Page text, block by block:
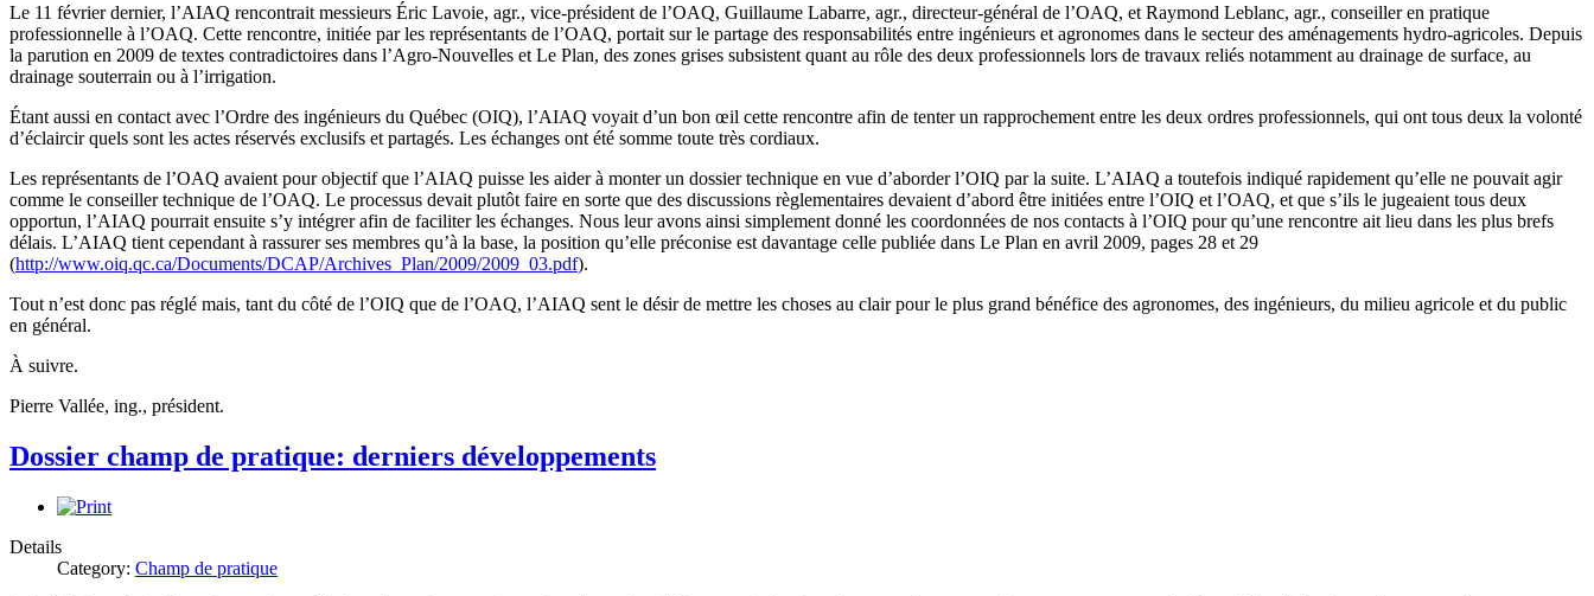
Le 11 février dernier, l’AIAQ rencontrait messieurs Éric Lavoie, agr., vice-président de l’OAQ, Guillaume Labarre, agr., directeur-général de l’OAQ, et Raymond Leblanc, agr., conseiller en pratique
professionnelle à l’OAQ. Cette rencontre, initiée par les représentants de l’OAQ, portait sur le partage des responsabilités entre ingénieurs et agronomes dans le secteur des aménagements hydro-agricoles. Depuis
la parution en 2009 de textes contradictoires dans l’Agro-Nouvelles et Le Plan, des zones grises subsistent quant au rôle des deux professionnels lors de travaux reliés notamment au drainage de surface, au
drainage souterrain ou à l’irrigation.
Étant aussi en contact avec l’Ordre des ingénieurs du Québec (OIQ), l’AIAQ voyait d’un bon œil cette rencontre afin de tenter un rapprochement entre les deux ordres professionnels, qui ont tous deux la volonté
d’éclaircir quels sont les actes réservés exclusifs et partagés. Les échanges ont été somme toute très cordiaux.
Les représentants de l’OAQ avaient pour objectif que l’AIAQ puisse les aider à monter un dossier technique en vue d’aborder l’OIQ par la suite. L’AIAQ a toutefois indiqué rapidement qu’elle ne pouvait agir
comme le conseiller technique de l’OAQ. Le processus devait plutôt faire en sorte que des discussions règlementaires devaient d’abord être initiées entre l’OIQ et l’OAQ, et que s’ils le jugeaient tous deux
opportun, l’AIAQ pourrait ensuite s’y intégrer afin de faciliter les échanges. Nous leur avons ainsi simplement donné les coordonnées de nos contacts à l’OIQ pour qu’une rencontre ait lieu dans les plus brefs
délais. L’AIAQ tient cependant à rassurer ses membres qu’à la base, la position qu’elle préconise est davantage celle publiée dans Le Plan en avril 2009, pages 28 et 29
(http://www.oiq.qc.ca/Documents/DCAP/Archives_Plan/2009/2009_03.pdf).
Tout n’est donc pas réglé mais, tant du côté de l’OIQ que de l’OAQ, l’AIAQ sent le désir de mettre les choses au clair pour le plus grand bénéfice des agronomes, des ingénieurs, du milieu agricole et du public
en général.
À suivre.
Pierre Vallée, ing., président.
Dossier champ de pratique: derniers développements
Details
Category: Champ de pratique